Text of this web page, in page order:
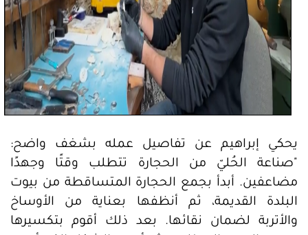
يحكي إبراهيم عن تفاصيل عمله بشغف واضح:
"صناعة الحُليّ من الحجارة تتطلب وقتًا وجهدًا
مضاعفين. أبدأ بجمع الحجارة المتساقطة من بيوت
البلدة القديمة، ثم أنظفها بعناية من الأوساخ
والأتربة لضمان نقائها. بعد ذلك أقوم بتكسيرها